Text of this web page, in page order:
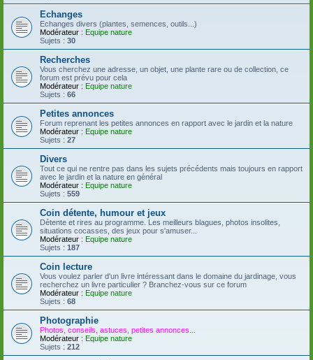
Echanges
Echanges divers (plantes, semences, outils...)
Modérateur : Equipe nature
Sujets : 30
Recherches
Vous cherchez une adresse, un objet, une plante rare ou de collection, ce
forum est prévu pour cela
Modérateur : Equipe nature
Sujets : 66
Petites annonces
Forum reprenant les petites annonces en rapport avec le jardin et la nature
Modérateur : Equipe nature
Sujets : 27
Divers
Tout ce qui ne rentre pas dans les sujets précédents mais toujours en rapport
avec le jardin et la nature en général
Modérateur : Equipe nature
Sujets : 559
Coin détente, humour et jeux
Détente et rires au programme. Les meilleurs blagues, photos insolites,
situations cocasses, des jeux pour s'amuser...
Modérateur : Equipe nature
Sujets : 187
Coin lecture
Vous voulez parler d'un livre intéressant dans le domaine du jardinage, vous
recherchez un livre particulier ? Branchez-vous sur ce forum
Modérateur : Equipe nature
Sujets : 68
Photographie
Photos, conseils, astuces, petites annonces...
Modérateur : Equipe nature
Sujets : 212